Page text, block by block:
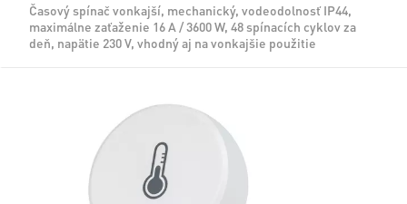
Časový spínač vonkajší, mechanický, vodeodolnosť IP44,
maximálne zaťaženie 16 A / 3600 W, 48 spínacích cyklov za
deň, napätie 230 V, vhodný aj na vonkajšie použitie